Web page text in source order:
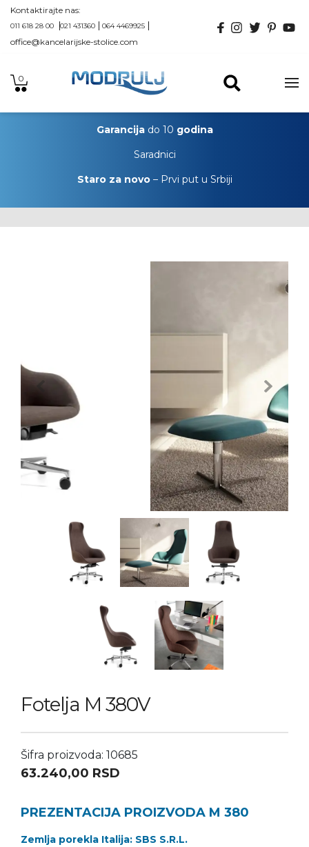
Kontaktirajte nas:
011 618 28 00 021 431360 064 4469925
office@kancelarijske-stolice.com
0
Garancijado 10 godina
Saradnici
Staro za novo– Prvi put u Srbiji
Previous Next
Fotelja M 380V
Šifra proizvoda: 10685
63.240,00 RSD
PREZENTACIJA PROIZVODA M 380
Zemlja porekla Italija: SBS S.R.L.